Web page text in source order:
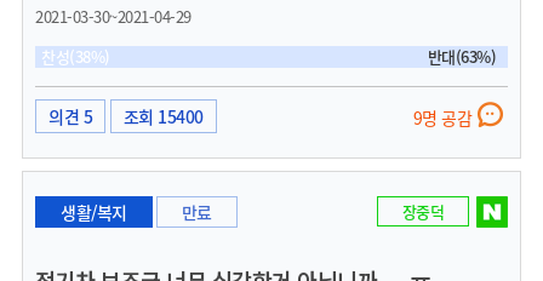
예방을 해놨습니다.요즘 폐가도 많고 안쓰는 부지들이 많던데 군산시에서 매입해 공
원을 조성하면 어떤지아님 오래된 철길근처에 철길 강아지 파크 이런건 어떤지 제안
드립니다.
2021-03-30~2021-04-29
찬성(38%)
반대(63%)
의견 5 조회 15400 9명 공감
생활/복지 만료 장중덕